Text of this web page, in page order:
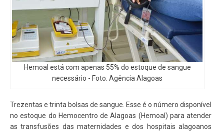
Hemoal está com apenas 55% do estoque de sangue
necessário - Foto: Agência Alagoas
Trezentas e trinta bolsas de sangue. Esse é o número disponível
no estoque do Hemocentro de Alagoas (Hemoal) para atender
as transfusões das maternidades e dos hospitais alagoanos